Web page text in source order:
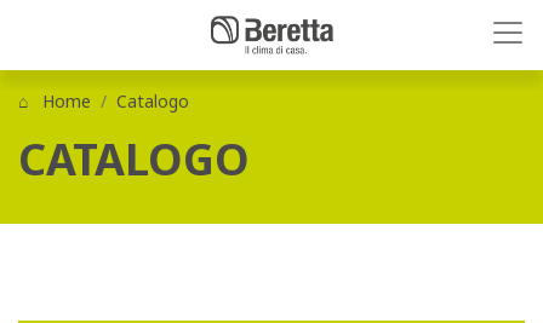
Home Catalogo
CATALOGO